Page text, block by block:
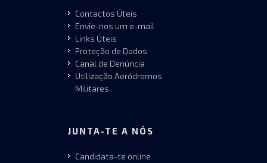
Contactos Úteis
Envie-nos um e-mail
Links Úteis
Proteção de Dados
Canal de Denúncia
Utilização Aeródromos
Militares
JUNTA-TE A NÓS
Candidata-te online